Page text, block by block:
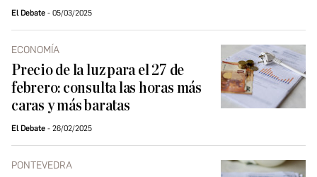
El Debate 05/03/2025
ECONOMÍA
Precio de la luz para el 27 de
febrero: consulta las horas más
caras y más baratas
El Debate 26/02/2025
PONTEVEDRA